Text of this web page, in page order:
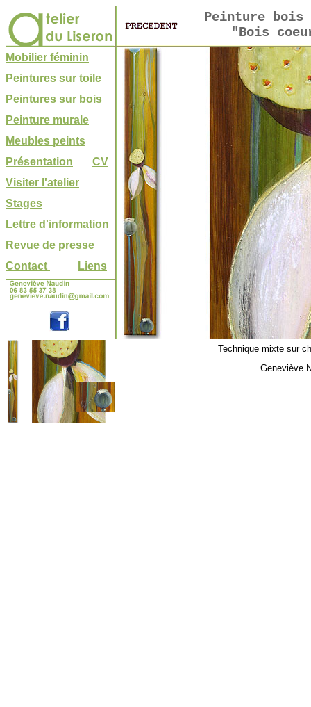
Peinture bois
"Bois
Mobilier féminin
Peintures sur toile
Peintures sur bois
Peinture murale
Meubles peints
Présentation
CV
Visiter l'atelier
Stages
Lettre d'information
Revue de presse
Contact
Liens
Technique mixte sur
Geneviève